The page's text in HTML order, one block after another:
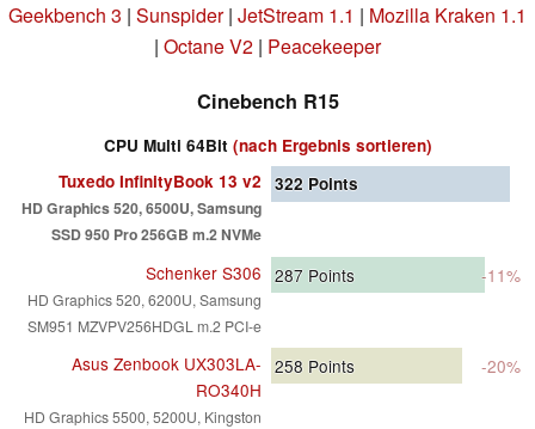
Geekbench 3 | Sunspider| JetStream 1.1 | Mozilla Kraken 1.1
| Octane V2 | Peacekeeper
Cinebench R15
CPU Multi 64Bit (nach Ergebnis sortieren)
Tuxedo InfinityBook 13 v2
HD Graphics 520, 6500U, Samsung
SSD 950 Pro 256GB m.2 NVMe
322 Points
Schenker S306
HD Graphics 520, 6200U, Samsung
SM951 MZVPV256HDGL m.2 PCI-e
287 Points -11%
Asus Zenbook UX303LA-
RO340H
HD Graphics 5500, 5200U, Kingston
258 Points -20%